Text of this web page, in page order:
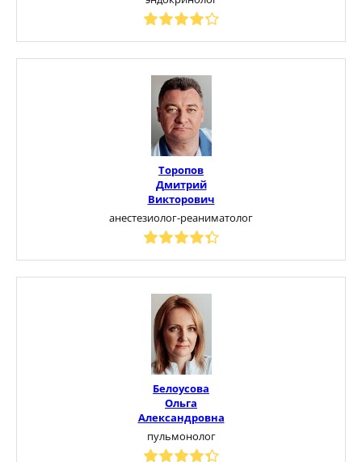
Торопов
Дмитрий
Викторович
анестезиолог-реаниматолог
Белоусова
Ольга
Александровна
пульмонолог